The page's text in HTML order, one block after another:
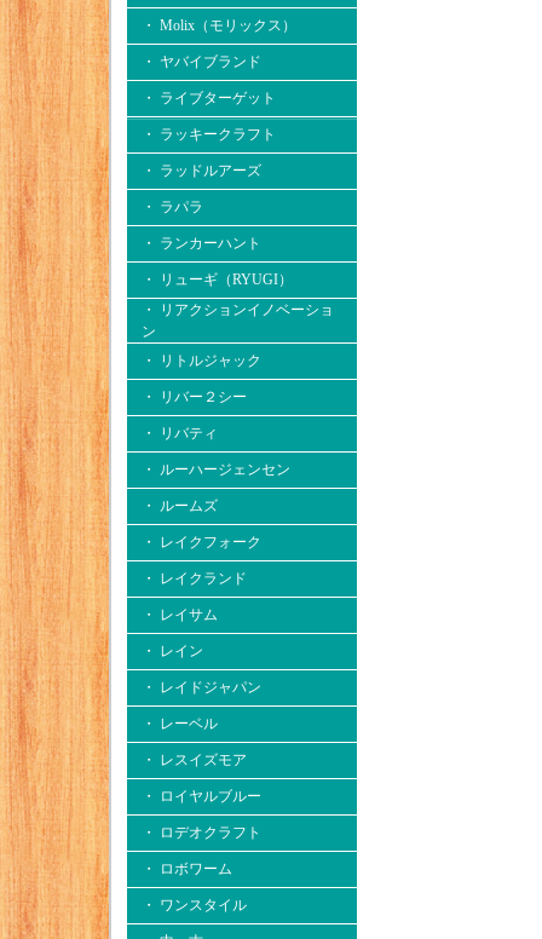
・ Molix（モリックス）
・ ヤバイブランド
・ ライブターゲット
・ ラッキークラフト
・ ラッドルアーズ
・ ラパラ
・ ランカーハント
・ リューギ（RYUGI）
・ リアクションイノベーショ
ン
・ リトルジャック
・ リバー２シー
・ リバティ
・ ルーハージェンセン
・ ルームズ
・ レイクフォーク
・ レイクランド
・ レイサム
・ レイン
・ レイドジャパン
・ レーベル
・ レスイズモア
・ ロイヤルブルー
・ ロデオクラフト
・ ロボワーム
・ ワンスタイル